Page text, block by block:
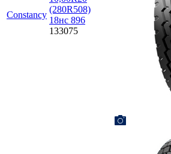
Constancy
(280R508)
18нс 896
133075